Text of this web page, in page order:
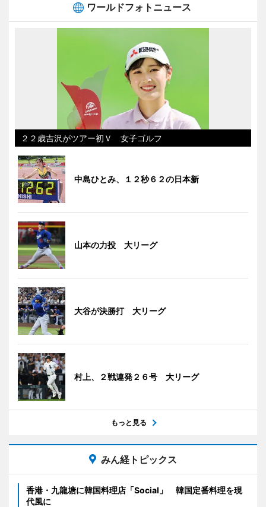
ワールドフォトニュース
２２歳吉沢がツアー初Ｖ 女子ゴルフ
中島ひとみ、１２秒６２の日本新
山本の力投 大リーグ
大谷が決勝打 大リーグ
村上、２戦連発２６号 大リーグ
もっと見る
みん経トピックス
香港・九龍塘に韓国料理店「Social」 韓国定番料理を現
代風に